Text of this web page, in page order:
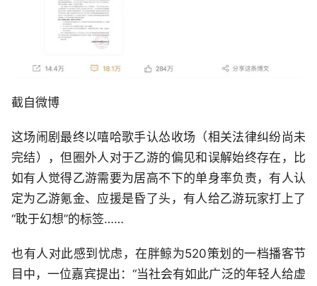
截自微博
这场闹剧最终以嘻哈歌手认怂收场（相关法律纠纷尚未
完结），但圈外人对于乙游的偏见和误解始终存在，比
如有人觉得乙游需要为居高不下的单身率负责，有人认
定为乙游氪金、应援是昏了头，有人给乙游玩家打上了
“耽于幻想”的标签……
也有人对此感到忧虑，在胖鲸为520策划的一档播客节
目中，一位嘉宾提出：“当社会有如此广泛的年轻人给虚